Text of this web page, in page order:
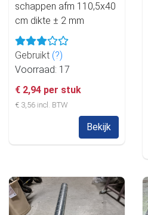
schappen afm 110,5x40
cm dikte ± 2 mm
Gebruikt (?)
Voorraad: 17
€ 2,94 per stuk
€ 3,56 incl. BTW
Bekijk